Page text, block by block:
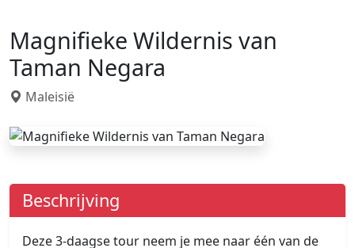
Magnifieke Wildernis van
Taman Negara
Maleisië
Beschrijving
Deze 3-daagse tour neem je mee naar één van de